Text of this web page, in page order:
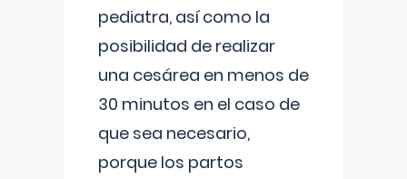
pediatra, así como la
posibilidad de realizar
una cesárea en menos de
30 minutos en el caso de
que sea necesario,
porque los partos